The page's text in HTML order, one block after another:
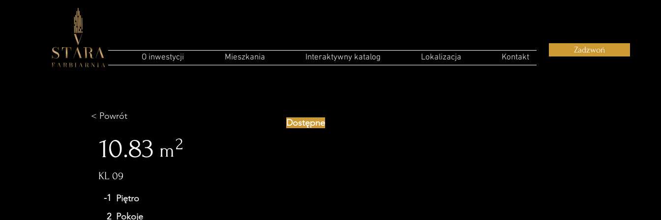
O inwestycji Mieszkania Interaktywny katalog Lokalizacja Kontakt
Zadzwoń
< Powrót
10.83 m2
Dostępne
KL 09
-1
Piętro
2 Pokoje